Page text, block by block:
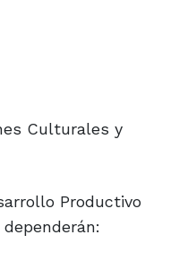
Culturales y
Productivo